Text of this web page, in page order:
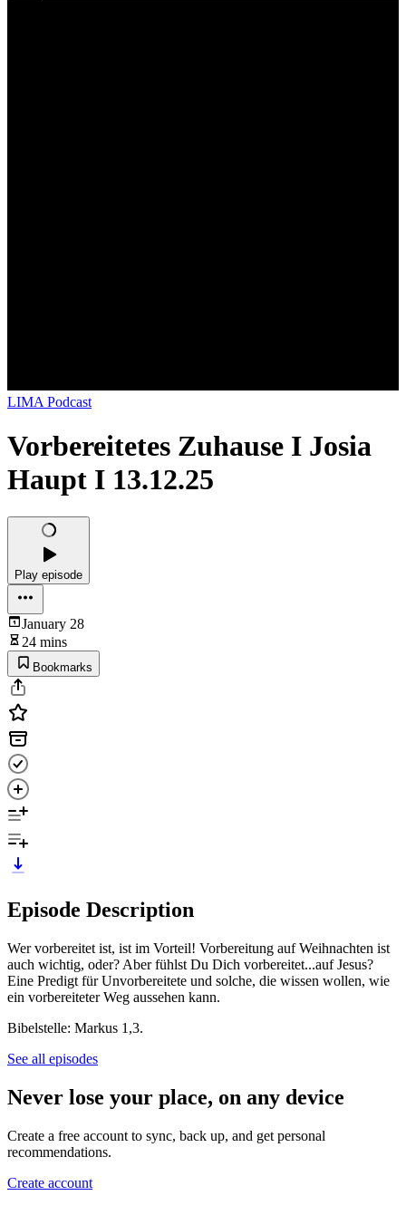
LIMA Podcast
Vorbereitetes Zuhause I Josia
Haupt I 13.12.25
Play episode
January 28
24 mins
Bookmarks
Episode Description
Wer vorbereitet ist, ist im Vorteil! Vorbereitung auf Weihnachten ist
auch wichtig, oder? Aber fühlst Du Dich vorbereitet...auf Jesus?
Eine Predigt für Unvorbereitete und solche, die wissen wollen, wie
ein vorbereiteter Weg aussehen kann.
Bibelstelle: Markus 1,3.
See all episodes
Never lose your place, on any device
Create a free account to sync, back up, and get personal
recommendations.
Create account